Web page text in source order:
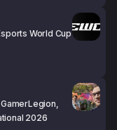
World Cup
2026